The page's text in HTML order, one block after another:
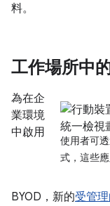
料。
工作場所中
使用者可
式，這些
為在企
業環境
中啟用
BYOD，新的受管